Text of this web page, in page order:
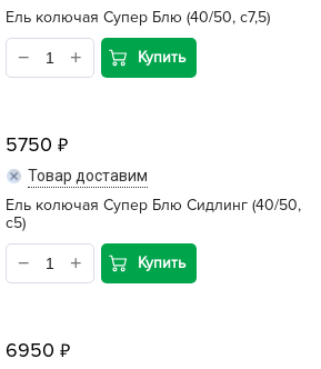
Ель колючая Супер Блю (40/50, c7,5)
Купить
5750
Товар доставим
Ель колючая Супер Блю Сидлинг (40/50,
c5)
Купить
6950